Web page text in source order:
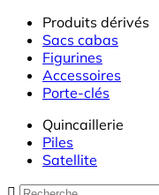
Produits dérivés
Sacs cabas
Figurines
Accessoires
Porte-clés
Quincaillerie
Piles
Satellite